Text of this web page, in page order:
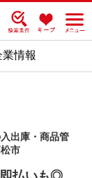
業情報
出庫・商品管
市